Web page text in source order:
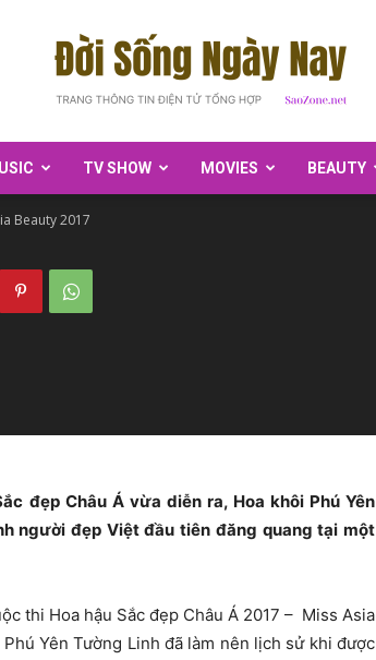
TV SHOW MOVIES BEAUTY
Beauty 2017
đẹp Châu Á vừa diễn ra, Hoa khôi Phú Yên
người đẹp Việt đầu tiên đăng quang tại một
thi Hoa hậu Sắc đẹp Châu Á 2017 – Miss Asia
Yên Tường Linh đã làm nên lịch sử khi được